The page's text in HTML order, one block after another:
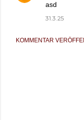
asd
31.3.25
KOMMENTAR